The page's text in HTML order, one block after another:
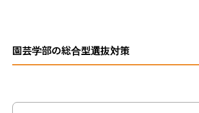
園芸学部の総合型選抜対策